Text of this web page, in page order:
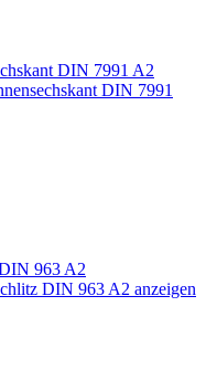
DIN 7991 A2
DIN 7991
963 A2
DIN 963 A2 anzeigen